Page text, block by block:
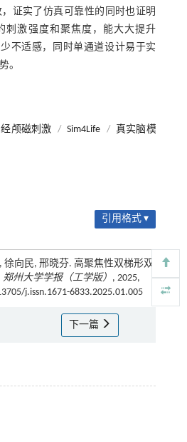
证实了仿真可靠性的同时也证明
刺激强度和聚焦度，能大大提升
不适感，同时单通道设计易于实
。
经颅磁刺激 / Sim4Life / 真实脑模
引用格式 ▾
向民, 邢晓芬. 高聚焦性双梯形双
郑州大学学报（工学版） , 2025,
j.issn.1671-6833.2025.01.005
下一篇